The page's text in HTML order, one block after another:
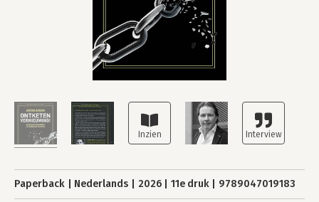
Paperback Nederlands 2026 11e druk 9789047019183